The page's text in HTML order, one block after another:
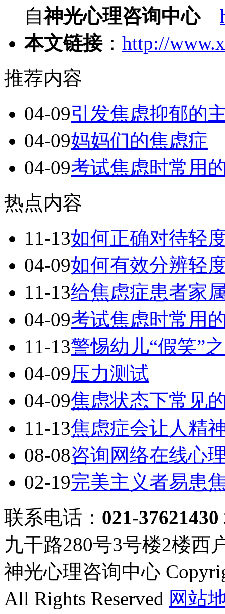
自神光心理咨询中心
本文链接： http://
推荐内容
04-09引发焦虑抑郁的
04-09妈妈们的焦虑症
04-09考试焦虑时常用
热点内容
11-13如何正确对待轻
04-09如何有效分辨轻
11-13给焦虑症患者家
04-09考试焦虑时常用
11-13警惕幼儿“假笑”
04-09压力测试
04-09焦虑状态下常见
11-13焦虑症会让人精
08-08咨询网络在线心
02-19完美主义者易患
联系电话： 021-37621430
九干路280号3号楼2楼西
神光心理咨询中心
All Rights Reserved 网站